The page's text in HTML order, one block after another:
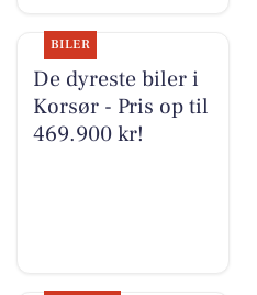
BILER
De dyreste biler i
Korsør - Pris op til
469.900 kr!